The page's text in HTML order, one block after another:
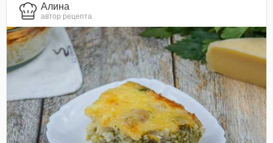
Алина
автор рецепта